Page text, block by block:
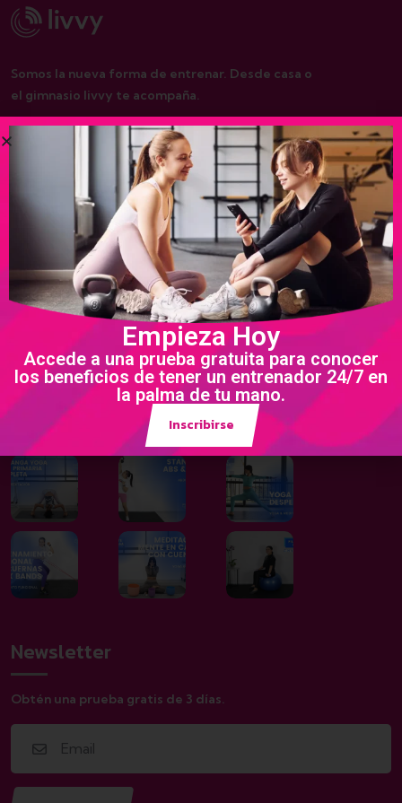
Somos la nueva forma de entrenar. Desde casa o
el gimnasio livvy te acompaña.
De interés
Nosotros
Programas
Política de privacidad
Términos y condiciones
Galería
Newsletter
Obtén una prueba gratis de 3 días.
Empieza Hoy
Accede a una prueba gratuita para conocer
los beneficios de tener un entrenador 24/7 en
la palma de tu mano.
Inscribirse